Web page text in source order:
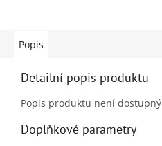
Popis
Detailní popis produktu
Popis produktu není dostupný
Doplňkové parametry